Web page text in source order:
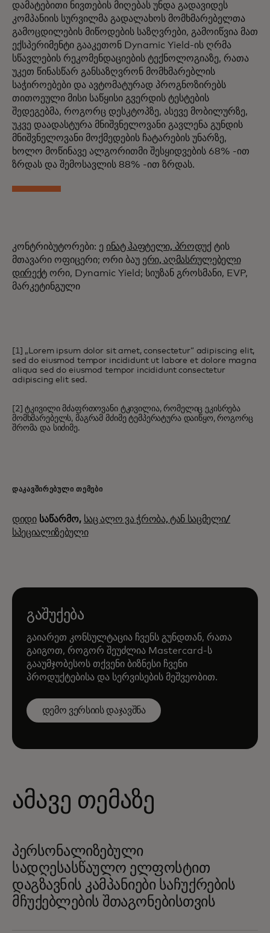
დამატებითი ნივთების მიღებას უნდა გადავიდეს
კომპანიის სურვილმა გადალახოს მომხმარებელთა
გამოცდილების მიწოდების საზღვრები, გამოიწვია მათ
ექსპერიმენტი გააკეთონ Dynamic Yield-ის ღრმა
სწავლების რეკომენდაციების ტექნოლოგიაზე, რათა
უკეთ წინასწარ განსაზღვრონ მომხმარებლის
საჭიროებები და ავტომატურად პროგნოზირებს
თითოეული მისი საწყისი გვერდის ტესტების
შედეგებმა, როგორც დესკტოპზე, ასევე მობილურზე,
უკვე დაადასტურა მნიშვნელოვანი გავლენა გუნდის
მნიშვნელოვანი მოქმედების ჩატარების უნარზე,
ხოლო მოწინავე ალგორითმი შესყიდვების 68% -ით
ზრდას და შემოსავლის 88% -ით ზრდას.
კონტრიბუტორები: ე ინატ ჰაფტელი, პროდუქ ტის
მთავარი ოფიცერი; ორი ბაუ ერი, აღმასრულებელი
დირექტ ორი, Dynamic Yield; სიუზან გროსმანი, EVP,
მარკეტინგული
[1] „Lorem ipsum dolor sit amet, consectetur“ adipiscing elit,
sed do eiusmod tempor incididunt ut labore et dolore magna
aliqua sed do eiusmod tempor incididunt consectetur
adipiscing elit sed.
[2] ტკივილი მძაფრთოვანი ტკივილია, რომელიც ეკისრება
მომხმარებელს, მაგრამ მძიმე ტემპერატურა დაიწყო, როგორც
შრომა და სიძიმე.
ᲓᲐᲙᲐᲕᲨᲘᲠᲔᲑᲣᲚᲘ ᲗᲔᲛᲔᲑᲘ
დიდისაწარმო, საც ალო ვა ჭრობა, ტან საცმელი/
სპეციალიზებული
გაშუქება
გაიარეთ კონსულტაცია ჩვენს გუნდთან, რათა
გაიგოთ, როგორ შეუძლია Mastercard-ს
გააუმჯობესოს თქვენი ბიზნესი ჩვენი
პროდუქტებისა და სერვისების მეშვეობით.
დემო ვერსიის დაჯავშნა
ამავე თემაზე
პერსონალიზებული
სადღესასწაულო ელფოსტით
დაგზავნის კამპანიები საჩუქრების
მჩუქებლების შთაგონებისთვის